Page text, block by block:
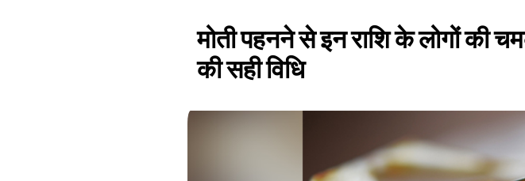
मोती पहनने से इन राशि के लोगों की
की सही विधि